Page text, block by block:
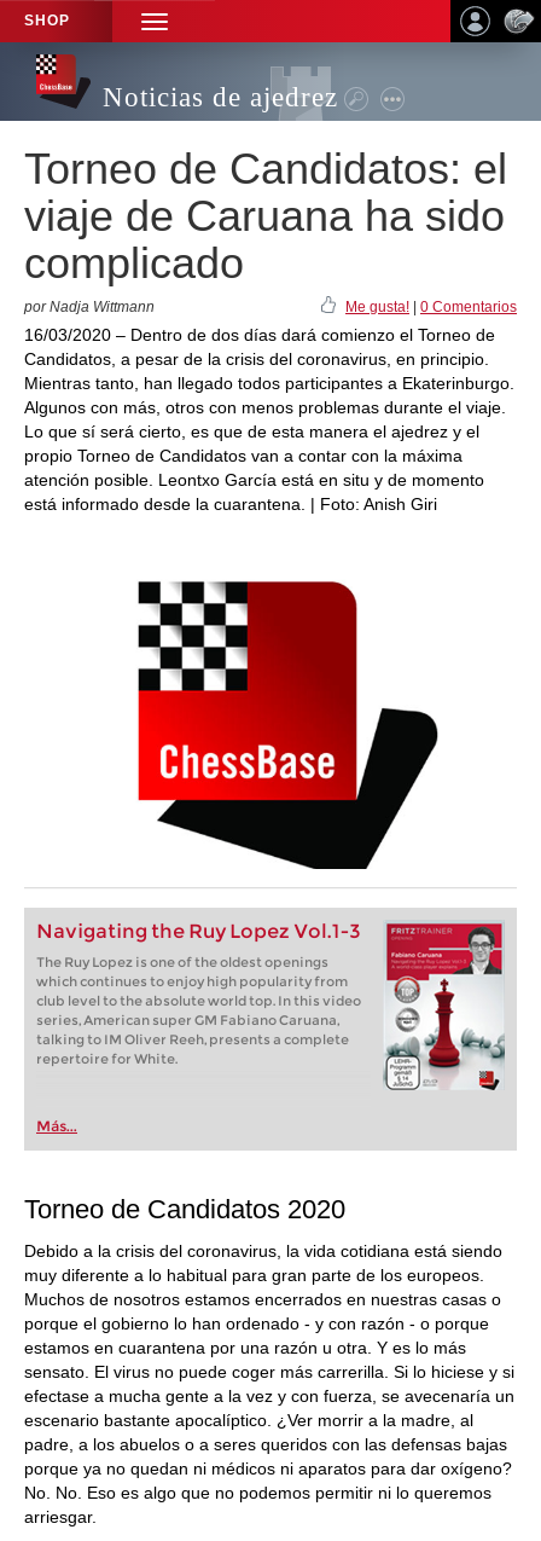
SHOP
TOGGLE
NAVIGATION
Noticias de ajedrez
Torneo de Candidatos: el
viaje de Caruana ha sido
complicado
por Nadja Wittmann Me gusta! 0 Comentarios
16/03/2020 – Dentro de dos días dará comienzo el Torneo de
Candidatos, a pesar de la crisis del coronavirus, en principio.
Mientras tanto, han llegado todos participantes a Ekaterinburgo.
Algunos con más, otros con menos problemas durante el viaje.
Lo que sí será cierto, es que de esta manera el ajedrez y el
propio Torneo de Candidatos van a contar con la máxima
atención posible. Leontxo García está en situ y de momento
está informado desde la cuarantena. | Foto: Anish Giri
Navigating the Ruy Lopez Vol.1-3
The Ruy Lopez is one of the oldest openings
which continues to enjoy high popularity from
club level to the absolute world top. In this video
series, American super GM Fabiano Caruana,
talking to IM Oliver Reeh, presents a complete
repertoire for White.
Más...
Torneo de Candidatos 2020
Debido a la crisis del coronavirus, la vida cotidiana está siendo
muy diferente a lo habitual para gran parte de los europeos.
Muchos de nosotros estamos encerrados en nuestras casas o
porque el gobierno lo han ordenado - y con razón - o porque
estamos en cuarantena por una razón u otra. Y es lo más
sensato. El virus no puede coger más carrerilla. Si lo hiciese y si
efectase a mucha gente a la vez y con fuerza, se avecenaría un
escenario bastante apocalíptico. ¿Ver morrir a la madre, al
padre, a los abuelos o a seres queridos con las defensas bajas
porque ya no quedan ni médicos ni aparatos para dar oxígeno?
No. No. Eso es algo que no podemos permitir ni lo queremos
arriesgar.